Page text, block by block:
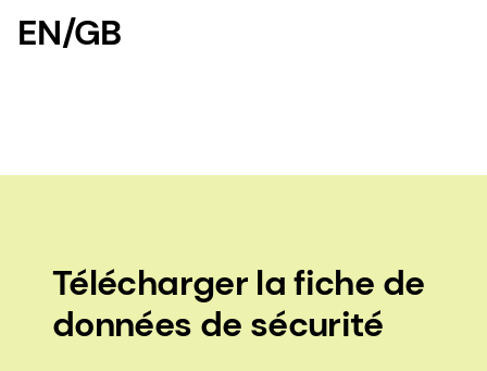
EN/GB
Télécharger la fiche de
données de sécurité